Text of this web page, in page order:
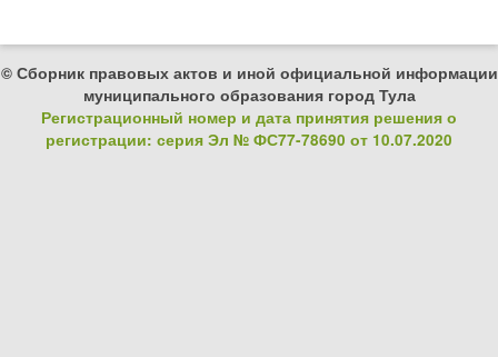
© Сборник правовых актов и иной официальной информации
муниципального образования город Тула
Регистрационный номер и дата принятия решения о
регистрации: серия Эл № ФС77-78690 от 10.07.2020